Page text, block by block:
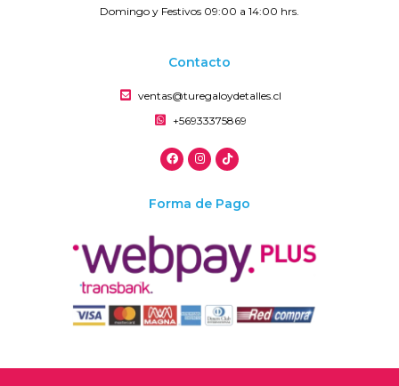
Domingo y Festivos 09:00 a 14:00 hrs.
Contacto
ventas@turegaloydetalles.cl
+56933375869
Forma de Pago